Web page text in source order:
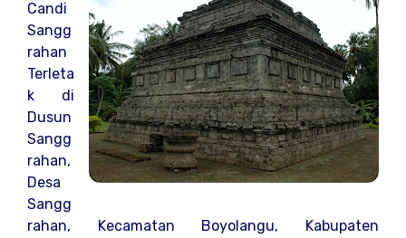
Candi
Sangg
rahan
Terleta
k di
Dusun
Sangg
rahan,
Desa
Sangg
rahan, Kecamatan Boyolangu, Kabupaten